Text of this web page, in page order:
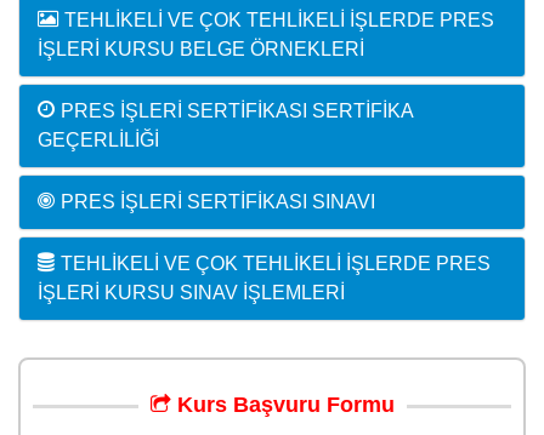
TEHLIKELI VE ÇOK TEHLIKELI İŞLERDE PRES
İŞLERI KURSU BELGE ÖRNEKLERI
PRES İŞLERI SERTIFIKASI SERTIFIKA
GEÇERLILIĞI
PRES İŞLERI SERTIFIKASI SINAVI
TEHLIKELI VE ÇOK TEHLIKELI İŞLERDE PRES
İŞLERI KURSU SINAV İŞLEMLERI
Kurs Başvuru Formu